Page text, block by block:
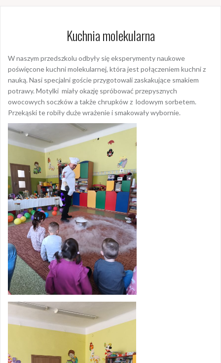
Kuchnia molekularna
W naszym przedszkolu odbyły się eksperymenty naukowe
poświęcone kuchni molekularnej, która jest połączeniem kuchni z
nauką. Nasi specjalni goście przygotowali zaskakujące smakiem
potrawy. Motylki miały okazję spróbować przepysznych
owocowych soczków a także chrupków z lodowym sorbetem.
Przekąski te robiły duże wrażenie i smakowały wybornie.